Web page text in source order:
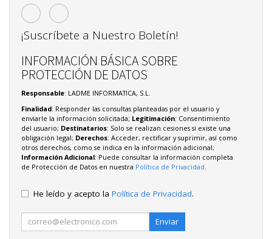
¡Suscríbete a Nuestro Boletín!
INFORMACIÓN BÁSICA SOBRE
PROTECCIÓN DE DATOS
Responsable: LADME INFORMATICA, S.L.
Finalidad: Responder las consultas planteadas por el usuario y
enviarle la información solicitada; Legitimación: Consentimiento
del usuario; Destinatarios: Solo se realizan cesiones si existe una
obligación legal; Derechos: Acceder, rectificar y suprimir, así como
otros derechos, como se indica en la información adicional;
Información Adicional: Puede consultar la información completa
de Protección de Datos en nuestra Política de Privacidad.
He leído y acepto la Política de Privacidad.
Enviar